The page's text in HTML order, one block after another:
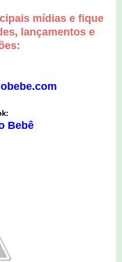
mídias e fique
lançamentos e
Bebê